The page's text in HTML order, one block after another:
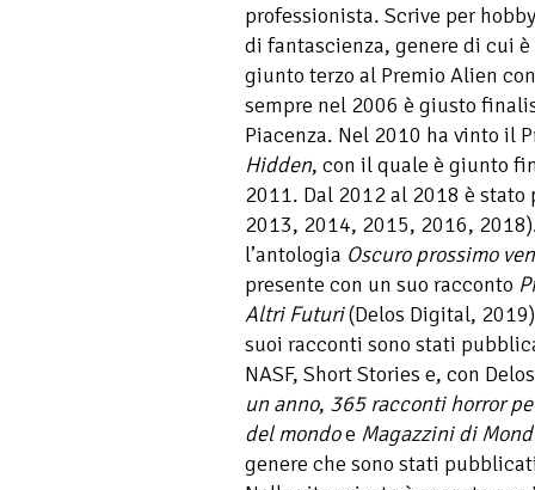
professionista. Scrive per
di fantascienza, genere di cui
giunto terzo al Premio Alien
sempre nel 2006 è giusto
Piacenza. Nel 2010 ha vinto il
Hidden, con il quale è giunto
2011. Dal 2012 al 2018 è
2013, 2014, 2015, 2016,
l’antologia Oscuro prossimo
presente con un suo racconto
Altri Futuri(Delos Digital,
suoi racconti sono stati
NASF, Short Stories e, con
un anno, 365 racconti horror
del mondoe Magazzini di
genere che sono stati